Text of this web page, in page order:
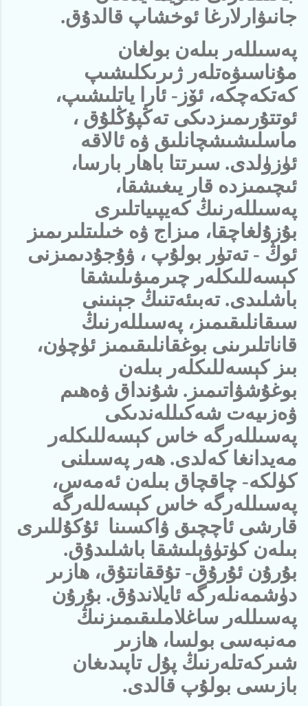
جانىۋارلارغا ئوخشاپ قالدۇق.
پەسىللەر بىلەن بولغان
مۇناسىۋەتلەر ژىرىكلىشىپ
كەتكەچكە، ئۆز- ئارا ياتلىشىپ،
ئوتتۇرىمىزدىكى تەڭپۇڭلۇق ،
ماسلىشىشچانلىق ۋە ئالاقە
ئۈزۈلدى. سىرتتا باھار بارسا،
ئىچىمىزدە قار يىغىشقا،
پەسىللەرنىڭ كەيپىياتلىرى
بۇزۇلغاچقا، مىزاج ۋە خىلىتلىرىمىز
ئوڭ - تەتۈر بولۇپ ، ۋۇجۇدىمىزنى
كېسەللىكلەر چىرمىۋىلىشقا
باشلىدى. تەبىئەتنىڭ جېنىنى
سىقانلىقىمىز، پەسىللەرنىڭ
قاناتلىرىنى بوغقانلىقىمىز ئۈچۈن،
بىز كېسەللىكلەر بىلەن
بوغۇشۋاتىمىز. شۇنداق ۋەھىم
ۋەزىيەت شەكىللەندىكى
پەسىللەرگە خاس كېسەللىكلەر
مەيدانغا كەلدى. ھەر پەسىلنى
كۈلكە- چاقچاق بىلەن ئەمەس،
پەسىللەرگە خاس كېسەللەرگە
قارشى ئاچچىق ۋاكسىنا ئۇكۇللىرى
بىلەن كۈتۈۋېلىشقا باشلىدۇق.
بۇرۇن ئۇرۇق- تۇققانتۇق، ھازىر
دۈشمەنلەرگە ئايلاندۇق. بۇرۇن
پەسىللەر ساغلاملىقىمىزنىڭ
مەنبەسى بولسا، ھازىر
شىركەتلەرنىڭ پۇل تاپىدىغان
بازىسى بولۇپ قالدى.